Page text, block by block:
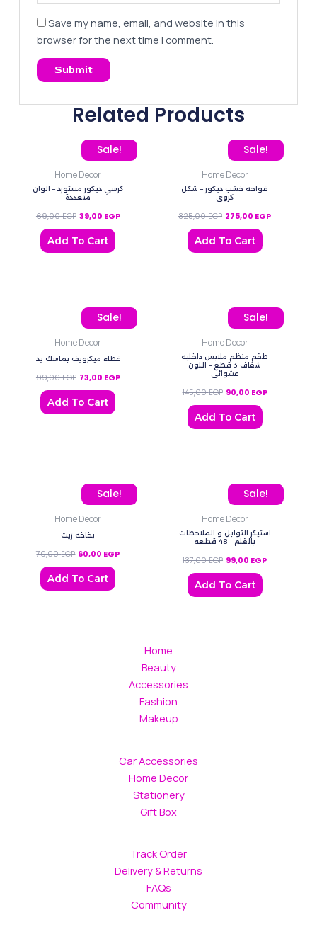
Save my name, email, and website in this
browser for the next time I comment.
Related Products
Sale!
Home Decor
كرسي ديكور مستورد – الوان
متعددة
69,00EGP
Original price was: 69,00 EGP.
39,00 EGP
Current price is: 39,00 EGP.
Add To Cart
Sale!
Home Decor
فواحه خشب ديكور – شكل
كروي
325,00EGP
Original price was:
275,00 EGP
Current
Add To Cart
Sale!
Home Decor
غطاء ميكرويف بماسك يد
99,00EGP
Original price was: 99,00 EGP.
73,00 EGP
Current price is: 73,00 EGP.
Add To Cart
Sale!
Home Decor
طقم منظم ملابس داخليه
شفاف 3 قطع – اللون
عشوائي
145,00EGP
Original price was:
90,00 EGP
Current price
Add To Cart
Sale!
Home Decor
بخاخه زيت
70,00EGP
Original price was: 70,00 EGP.
60,00 EGP
Current price is: 60,00 EGP.
Add To Cart
Sale!
Home Decor
استيكر التوابل و الملاحظات
بالقلم – 48 قطعه
137,00EGP
Original price was:
99,00 EGP
Current price
Add To Cart
Home
Beauty
Accessories
Fashion
Makeup
Car Accessories
Home Decor
Stationery
Gift Box
Track Order
Delivery & Returns
FAQs
Community